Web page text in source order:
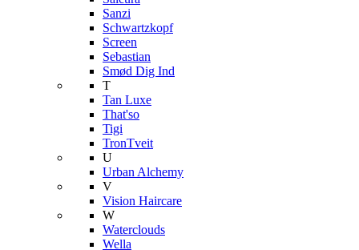
Sanzi
Schwartzkopf
Screen
Sebastian
Smød Dig Ind
T
Tan Luxe
That'so
Tigi
TronTveit
U
Urban Alchemy
V
Vision Haircare
W
Waterclouds
Wella